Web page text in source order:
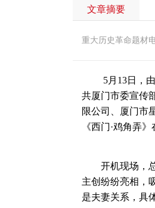
文章摘要
重大历史革命题材
5月13日，由
共厦门市委宣传
限公司、厦门市
《西门·鸡角弄
开机现场，总
主创纷纷亮相，
是夫妻关系，具